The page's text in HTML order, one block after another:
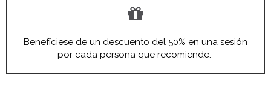
Benefíciese de un descuento del 50% en una sesión
por cada persona que recomiende.